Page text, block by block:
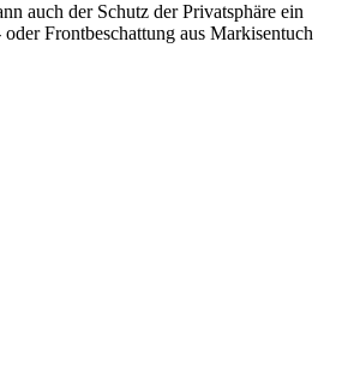
auch der Schutz der Privatsphäre ein
Frontbeschattung aus Markisentuch